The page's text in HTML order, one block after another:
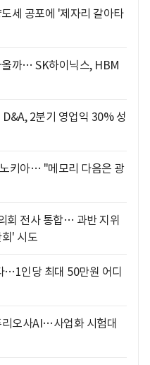
세 공포에 '제자리 갈아타
까… SK하이닉스, HBM
2분기 영업익 30% 성
키아… "메모리 다음은 광
회 전사 통합… 과반 지위
' 시도
…1인당 최대 50만원 어디
오사AI…사업화 시험대